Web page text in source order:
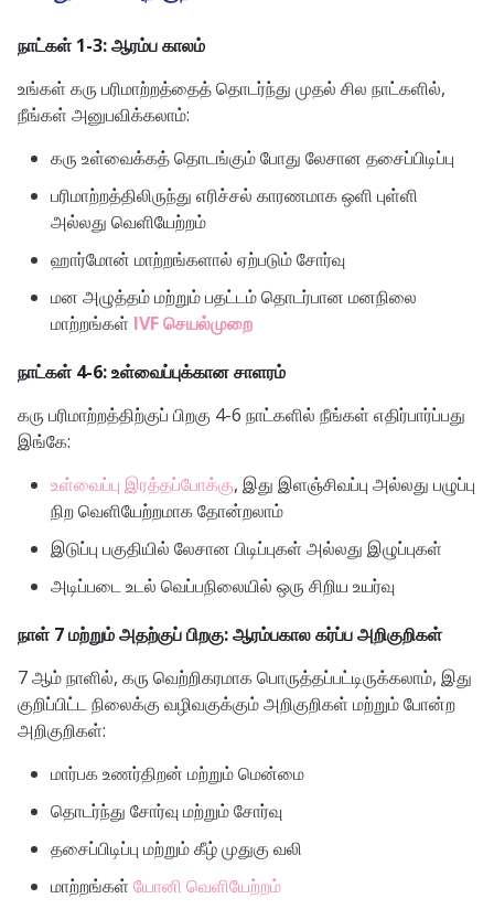
நாட்கள் 1-3: ஆரம்ப காலம்
உங்கள் கரு பரிமாற்றத்தைத் தொடர்ந்து முதல் சில நாட்களில்,
நீங்கள் அனுபவிக்கலாம்:
கரு உள்வைக்கத் தொடங்கும் போது லேசான தசைப்பிடிப்பு
பரிமாற்றத்திலிருந்து எரிச்சல் காரணமாக ஒளி புள்ளி
அல்லது வெளியேற்றம்
ஹார்மோன் மாற்றங்களால் ஏற்படும் சோர்வு
மன அழுத்தம் மற்றும் பதட்டம் தொடர்பான மனநிலை
மாற்றங்கள் IVF செயல்முறை
நாட்கள் 4-6: உள்வைப்புக்கான சாளரம்
கரு பரிமாற்றத்திற்குப் பிறகு 4-6 நாட்களில் நீங்கள் எதிர்பார்ப்பது
இங்கே:
உள்வைப்பு இரத்தப்போக்கு, இது இளஞ்சிவப்பு அல்லது பழுப்பு
நிற வெளியேற்றமாக தோன்றலாம்
இடுப்பு பகுதியில் லேசான பிடிப்புகள் அல்லது இழுப்புகள்
அடிப்படை உடல் வெப்பநிலையில் ஒரு சிறிய உயர்வு
நாள் 7 மற்றும் அதற்குப் பிறகு: ஆரம்பகால கர்ப்ப அறிகுறிகள்
7 ஆம் நாளில், கரு வெற்றிகரமாக பொருத்தப்பட்டிருக்கலாம், இது
குறிப்பிட்ட நிலைக்கு வழிவகுக்கும்அறிகுறிகள் மற்றும் போன்ற
அறிகுறிகள்:
மார்பக உணர்திறன் மற்றும் மென்மை
தொடர்ந்து சோர்வு மற்றும் சோர்வு
தசைப்பிடிப்பு மற்றும் கீழ் முதுகு வலி
மாற்றங்கள் யோனி வெளியேற்றம்